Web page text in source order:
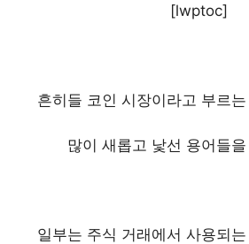
[lwptoc]
흔히들 코인 시장이라고 부르
많이 새롭고 낯선 용어들
일부는 주식 거래에서 사용되